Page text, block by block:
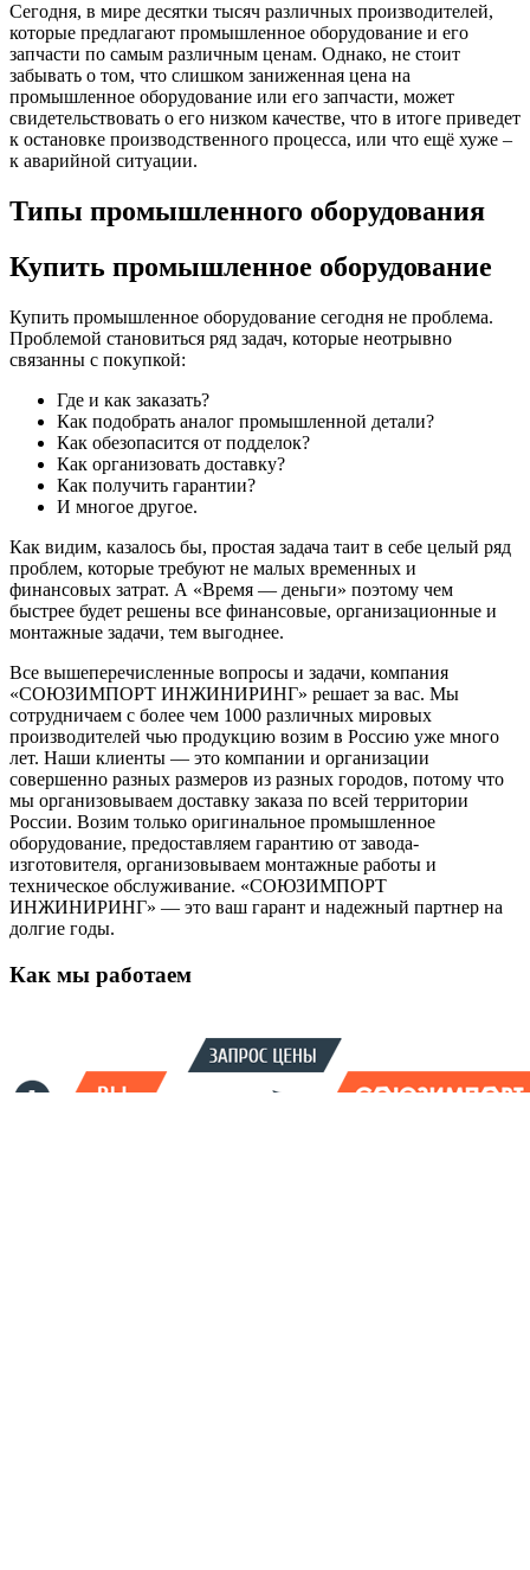
Сегодня, в мире десятки тысяч различных производителей,
которые предлагают промышленное оборудование и его
запчасти по самым различным ценам. Однако, не стоит
забывать о том, что слишком заниженная цена на
промышленное оборудование или его запчасти, может
свидетельствовать о его низком качестве, что в итоге приведет
к остановке производственного процесса, или что ещё хуже –
к аварийной ситуации.
Типы промышленного оборудования
Купить промышленное оборудование
Купить промышленное оборудование сегодня не проблема.
Проблемой становиться ряд задач, которые неотрывно
связанны с покупкой:
Где и как заказать?
Как подобрать аналог промышленной детали?
Как обезопасится от подделок?
Как организовать доставку?
Как получить гарантии?
И многое другое.
Как видим, казалось бы, простая задача таит в себе целый ряд
проблем, которые требуют не малых временных и
финансовых затрат. А «Время — деньги» поэтому чем
быстрее будет решены все финансовые, организационные и
монтажные задачи, тем выгоднее.
Все вышеперечисленные вопросы и задачи, компания
«СОЮЗИМПОРТ ИНЖИНИРИНГ» решает за вас. Мы
сотрудничаем с более чем 1000 различных мировых
производителей чью продукцию возим в Россию уже много
лет. Наши клиенты — это компании и организации
совершенно разных размеров из разных городов, потому что
мы организовываем доставку заказа по всей территории
России. Возим только оригинальное промышленное
оборудование, предоставляем гарантию от завода-
изготовителя, организовываем монтажные работы и
техническое обслуживание. «СОЮЗИМПОРТ
ИНЖИНИРИНГ» — это ваш гарант и надежный партнер на
долгие годы.
Как мы работаем